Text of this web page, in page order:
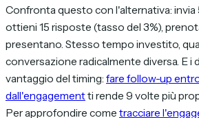
Confronta questo con l'alternativa: invia
ottieni 15 risposte (tasso del 3%),
presentano. Stesso tempo investito,
conversazione radicalmente diversa. E i
vantaggio del timing: fare follow-up
dall'engagementti rende 9 volte più
Per approfondire come tracciare